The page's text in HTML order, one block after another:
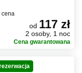
cena
od 117 zł
2 osoby, 1 noc
Cena gwarantowana